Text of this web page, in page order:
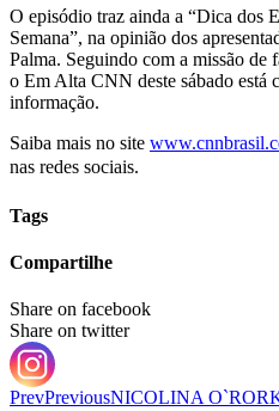
O episódio traz ainda a “Dica dos
Semana”, na opinião dos
Palma. Seguindo com a missão de
o Em Alta CNN deste sábado está
informação.
Saiba mais no site
nas redes sociais.
Tags
Compartilhe
Share on facebook
Share on twitter
PrevPreviousNICOLINA